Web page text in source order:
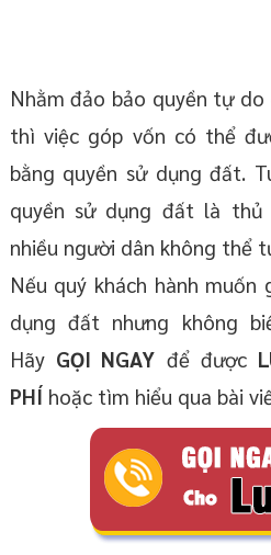
Nhằm đảo bảo quyền tự
thì việc góp vốn có thể
bằng quyền sử dụng đất.
quyền sử dụng đất là
nhiều người dân không thể
Nếu quý khách hành muốn
dụng đất nhưng không
Hãy GỌI NGAY để được
PHÍhoặc tìm hiểu qua bài